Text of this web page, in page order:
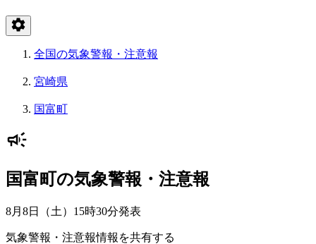
全国の気象警報・注意報
宮崎県
国富町
国富町の気象警報・注意報
8月8日（土）15時30分発表
気象警報・注意報情報を共有する